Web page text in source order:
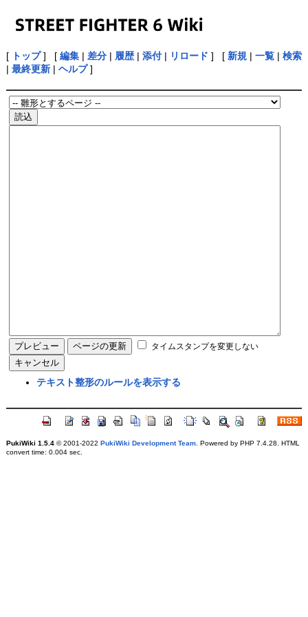
[ トップ] [ 編集| 差分| 履歴| 添付| リロード ] [ 新規| 一覧| 検索
| 最終更新| ヘルプ]
タイムスタンプを変更しない
テキスト整形のルールを表示する
PukiWiki 1.5.4© 2001-2022 PukiWiki Development Team. Powered by PHP 7.4.28. HTML
convert time: 0.004 sec.